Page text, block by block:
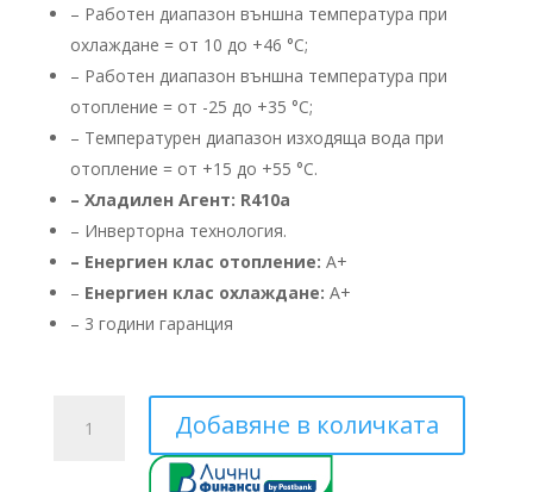
– Работен диапазон външна температура при
охлаждане = от 10 до +46 °C;
– Работен диапазон външна температура при
отопление = от -25 до +35 °C;
– Температурен диапазон изходяща вода при
отопление = от +15 до +55 °C.
– Хладилен Агент: R410a
– ​Инверторна технология.
– Енергиен клас отопление: A+
– Енергиен клас охлаждане: A+
– 3 години гаранция
Добавяне в количката